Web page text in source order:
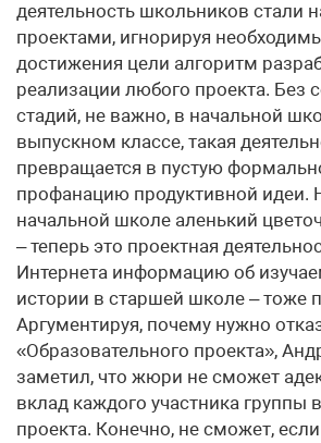
деятельность школьников стали
проектами, игнорируя
достижения цели алгоритм
реализации любого проекта. Без
стадий, не важно, в начальной
выпускном классе, такая
превращается в пустую
профанацию продуктивной идеи.
начальной школе аленький
– теперь это проектная
Интернета информацию об
истории в старшей школе – тоже
Аргументируя, почему нужно
«Образовательного проекта»,
заметил, что жюри не сможет
вклад каждого участника группы
проекта. Конечно, не сможет,